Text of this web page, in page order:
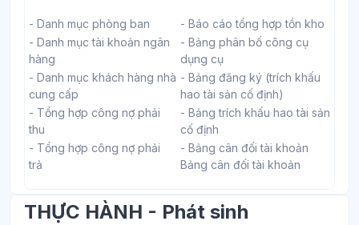
- Danh mục phòng ban
- Báo cáo tổng hợp tồn kho
- Danh mục tài khoản ngân
hàng
- Bảng phân bố công cụ
dụng cụ
- Danh mục khách hàng nhà
cung cấp
- Bảng đăng ký (trích khấu
hao tài sản cố định)
- Tổng hợp công nợ phải
thu
- Bảng trích khấu hao tài sản
cố định
- Tổng hợp công nợ phải
trả
- Bảng cân đối tài khoản
Bảng cân đối tài khoản
THỰC HÀNH - Phát sinh